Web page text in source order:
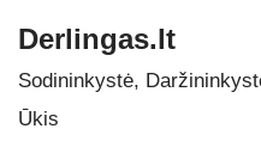
Skip
to
Derlingas.lt
Sodininkystė,
Ūkis